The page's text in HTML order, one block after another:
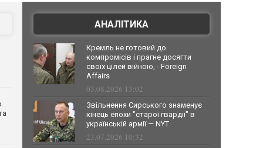
АНАЛІТИКА
Кремль не готовий до
компромісів і прагне досягти
своїх цілей війною, - Foreign
Affairs
03.08.2026 13:02
Звільнення Сирського знаменує
кінець епохи "старої гвардії" в
українській армії — NYT
23.07.2026 10:32